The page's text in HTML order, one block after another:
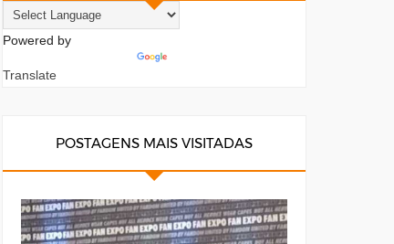
Powered by
Translate
POSTAGENS MAIS VISITADAS